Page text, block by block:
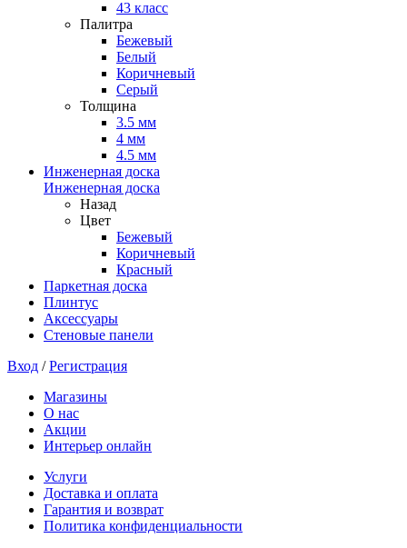
43 класс
Палитра
Бежевый
Белый
Коричневый
Серый
Толщина
3.5 мм
4 мм
4.5 мм
Инженерная доска
Инженерная доска
Назад
Цвет
Бежевый
Коричневый
Красный
Паркетная доска
Плинтус
Аксессуары
Стеновые панели
Вход /Регистрация
Магазины
О нас
Акции
Интерьер онлайн
Услуги
Доставка и оплата
Гарантия и возврат
Политика конфиденциальности